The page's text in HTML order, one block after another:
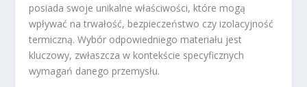
posiada swoje unikalne właściwości, które mogą
wpływać na trwałość, bezpieczeństwo czy izolacyjność
termiczną. Wybór odpowiedniego materiału jest
kluczowy, zwłaszcza w kontekście specyficznych
wymagań danego przemysłu.